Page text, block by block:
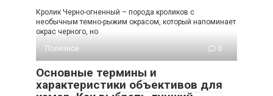
Кролик Черно-огненный – порода кроликов с
необычным темно-рыжим окрасом, который напоминает
окрас черного, но
Полезное
0
Основные термины и
характеристики объективов для